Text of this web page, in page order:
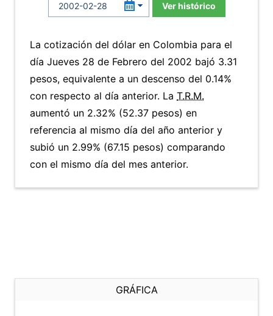
Ver histórico
La cotización del dólar en Colombia para el
día Jueves 28 de Febrero del 2002 bajó 3.31
pesos, equivalente a un descenso del 0.14%
con respecto al día anterior. La T.R.M.
aumentó un 2.32% (52.37 pesos) en
referencia al mismo día del año anterior y
subió un 2.99% (67.15 pesos) comparando
con el mismo día del mes anterior.
GRÁFICA